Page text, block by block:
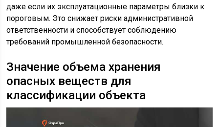
даже если их эксплуатационные параметры близки к
пороговым. Это снижает риски административной
ответственности и способствует соблюдению
требований промышленной безопасности.
Значение объема хранения
опасных веществ для
классификации объекта